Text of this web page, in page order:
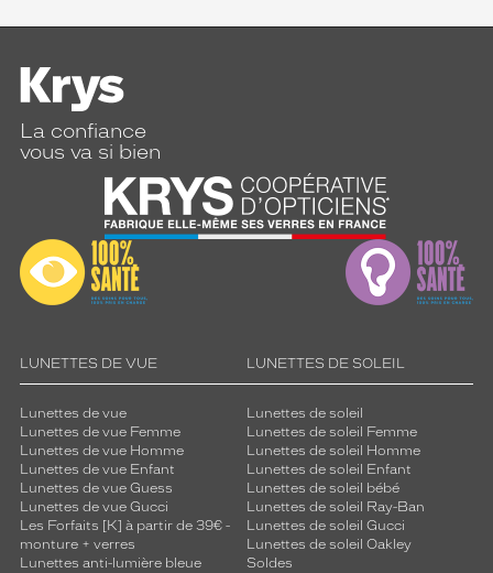
La confiance
vous va si bien
LUNETTES DE VUE
Lunettes de vue
Lunettes de vue Femme
Lunettes de vue Homme
Lunettes de vue Enfant
Lunettes de vue Guess
Lunettes de vue Gucci
Les Forfaits [K] à partir de 39€ -
monture + verres
Lunettes anti-lumière bleue
LUNETTES DE SOLEIL
Lunettes de soleil
Lunettes de soleil Femme
Lunettes de soleil Homme
Lunettes de soleil Enfant
Lunettes de soleil bébé
Lunettes de soleil Ray-Ban
Lunettes de soleil Gucci
Lunettes de soleil Oakley
Soldes